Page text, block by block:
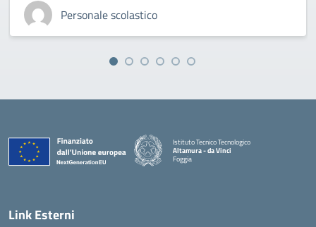
Personale scolastico
Istituto Tecnico Tecnologico
Altamura - da Vinci
Foggia
— Visita la pagina iniziale della scuola
Link Esterni